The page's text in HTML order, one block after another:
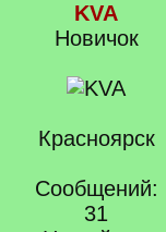
KVA
Новичок
Красноярск
Сообщений:
31